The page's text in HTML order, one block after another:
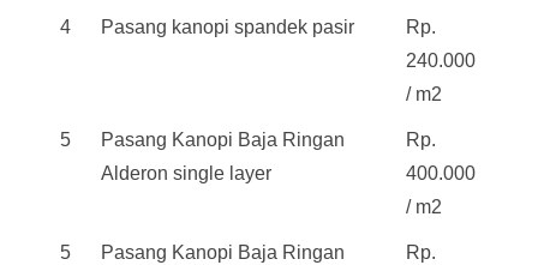
4 Pasang kanopi spandek pasir
Rp.
240.000
/ m2
5
Pasang Kanopi Baja Ringan
Alderon single layer
Rp.
400.000
/ m2
5
Pasang Kanopi Baja Ringan
Rp.